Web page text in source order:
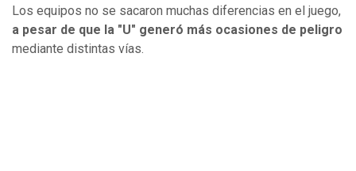
Los equipos no se sacaron muchas diferencias en el juego,
a pesar de que la "U" generó más ocasiones de peligro
mediante distintas vías.